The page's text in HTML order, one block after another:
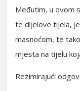
Međutim, u ovom
te dijelove tijela,
masnoćom, te
mjesta na tijelu
Rezimirajući